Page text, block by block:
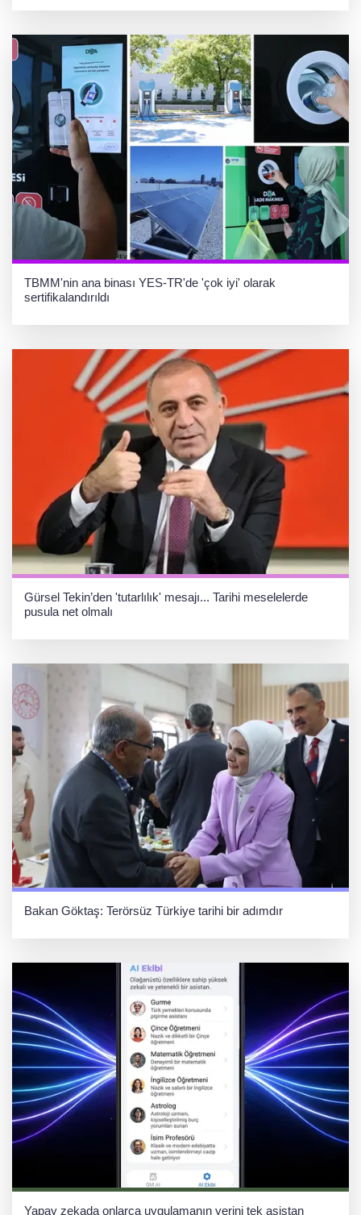
TBMM'nin ana binası YES-TR'de 'çok iyi' olarak
sertifikalandırıldı
Gürsel Tekin’den 'tutarlılık' mesajı... Tarihi meselelerde
pusula net olmalı
Bakan Göktaş: Terörsüz Türkiye tarihi bir adımdır
Yapay zekada onlarca uygulamanın yerini tek asistan